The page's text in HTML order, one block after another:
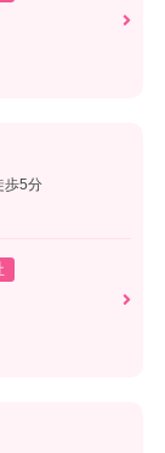
歩5分